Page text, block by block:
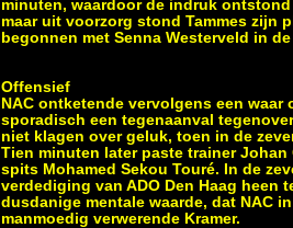
minuten, waardoor de indruk
maar uit voorzorg stond Tammes zijn
begonnen met Senna Westerveld in
Offensief
NAC ontketende vervolgens een
sporadisch een tegenaanval
niet klagen over geluk, toen in de
Tien minuten later paste trainer
spits Mohamed Sekou Touré. In de
verdediging van ADO Den Haag heen
dusdanige mentale waarde, dat NAC
manmoedig verwerende Kramer.